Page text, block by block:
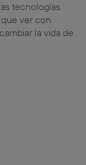
tecnologías.
ver con
la vida de